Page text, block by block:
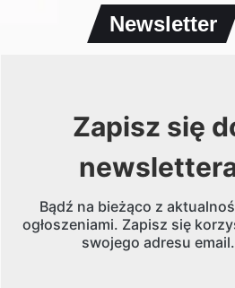
Newsletter
Zapisz się
Bądź na bieżąco z
ogłoszeniami. Zapisz się
swojego adresu email.